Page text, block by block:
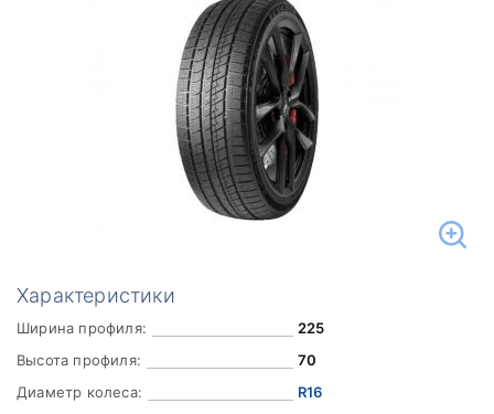
Характеристики
Ширина профиля:
225
Высота профиля:
70
Диаметр колеса:
R16